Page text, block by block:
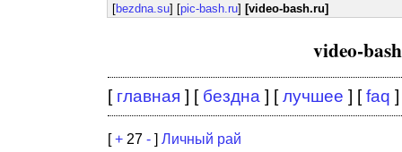
[bezdna.su] [pic-bash.ru] [video-bash.ru]
video-
[ главная ] [ бездна ] [лучшее ] [faq ]
[+ 27 - ] Личный рай